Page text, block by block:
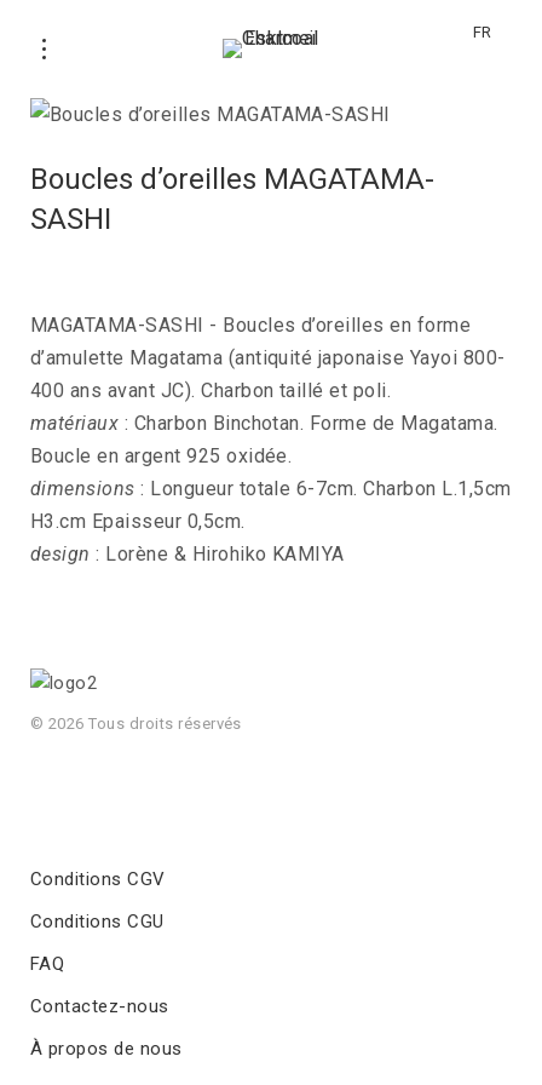
FR
Boucles d’oreilles MAGATAMA-
SASHI
MAGATAMA-SASHI - Boucles d’oreilles en forme
d’amulette Magatama (antiquité japonaise Yayoi 800-
400 ans avant JC). Charbon taillé et poli.
matériaux : Charbon Binchotan. Forme de Magatama.
Boucle en argent 925 oxidée.
dimensions : Longueur totale 6-7cm. Charbon L.1,5cm
H3.cm Epaisseur 0,5cm.
design : Lorène & Hirohiko KAMIYA
© 2026 Tous droits réservés
Conditions CGV
Conditions CGU
FAQ
Contactez-nous
À propos de nous